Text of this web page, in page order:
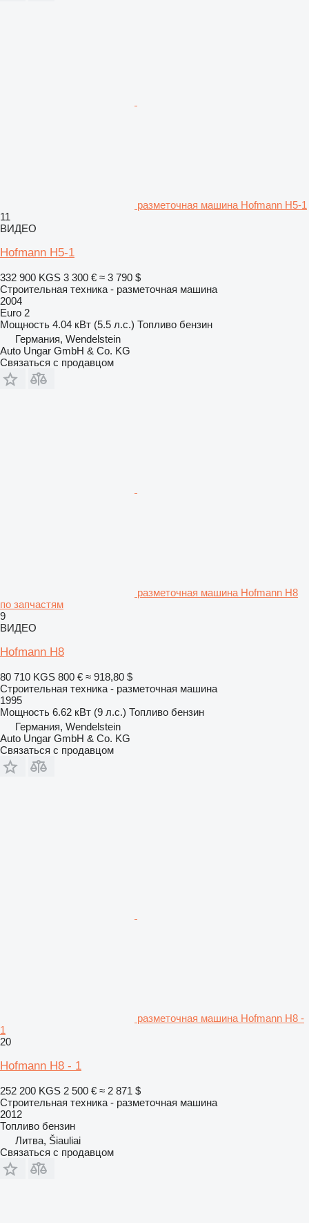
разметочная машина Hofmann H5-1
11
ВИДЕО
Hofmann H5-1
332 900 KGS 3 300 € ≈ 3 790 $
Строительная техника - разметочная машина
2004
Euro 2
Мощность 4.04 кВт (5.5 л.с.) Топливо бензин
Германия, Wendelstein
Auto Ungar GmbH & Co. KG
Связаться с продавцом
разметочная машина Hofmann H8
по запчастям
9
ВИДЕО
Hofmann H8
80 710 KGS 800 € ≈ 918,80 $
Строительная техника - разметочная машина
1995
Мощность 6.62 кВт (9 л.с.) Топливо бензин
Германия, Wendelstein
Auto Ungar GmbH & Co. KG
Связаться с продавцом
разметочная машина Hofmann H8 -
1
20
Hofmann H8 - 1
252 200 KGS 2 500 € ≈ 2 871 $
Строительная техника - разметочная машина
2012
Топливо бензин
Литва, Šiauliai
Связаться с продавцом